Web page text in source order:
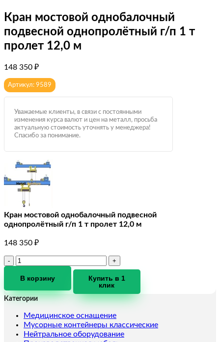
Кран мостовой однобалочный
подвесной однопролётный г/п 1 т
пролет 12,0 м
148 350 ₽
Артикул: 9589
Уважаемые клиенты, в связи с постоянными
изменения курса валют и цен на металл, просьба
актуальную стоимость уточнять у менеджера!
Спасибо за понимание.
Кран мостовой однобалочный подвесной
однопролётный г/п 1 т пролет 12,0 м
148 350 ₽
Количество
Кран
однобалочный
однопролётный
г/
п
В корзину
Купить в 1
клик
Категории
Медицинское оснащение
Мусорные контейнеры классические
Нейтральное оборудование